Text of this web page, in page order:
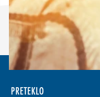
PRETEKLO